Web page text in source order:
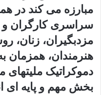
مبارزه می کند در
سراسری کارگران
مزدبگیران، زنان،
هنرمندان، همزمان
دموکراتیک ملیتهای
بخش مهم و پایه ای